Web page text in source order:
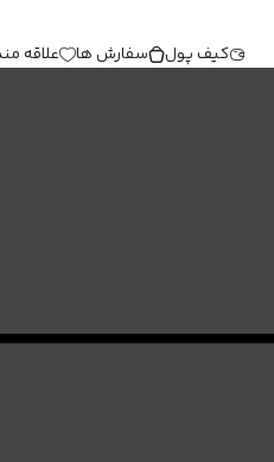
کیف پول سفارش ها علاقه